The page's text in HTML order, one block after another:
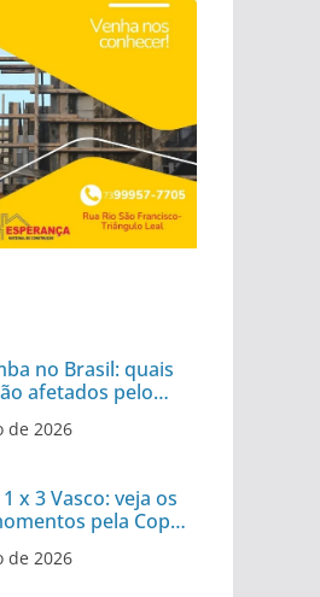
no Brasil: quais
afetados pelo
de 2026
x 3 Vasco: veja os
pela Copa
de 2026